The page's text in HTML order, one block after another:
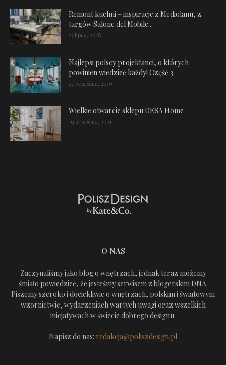
Remont kuchni – inspiracje z Mediolanu, z
targów Salone del Mobile...
23 lipca, 2018
Najlepsi polscy projektanci, o których
powinien wiedzieć każdy! Część 3
27 września, 2019
Wielkie otwarcie sklepu DESA Home
19 września, 2021
O NAS
Zaczynaliśmy jako blog o wnętrzach, jednak teraz możemy
śmiało powiedzieć, że jesteśmy serwisem z blogerskim DNA.
Piszemy szeroko i dociekliwie o wnętrzach, polskim i światowym
wzornictwie, wydarzeniach wartych uwagi oraz wszelkich
inicjatywach w świecie dobrego designu.
Napisz do nas: redakcja@poliszdesign.pl